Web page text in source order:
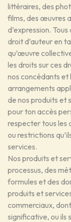
littéraires, des
films, des œuvres
d’expression.
droit d’auteur en
qu’œuvre
les droits sur ces
nos concédants et
arrangements
de nos produits et
pour ton accès
respecter tous les
ou restrictions
services.
Nos produits et
processus, des
formules et des
produits et
commerciaux,
significative, ou ils